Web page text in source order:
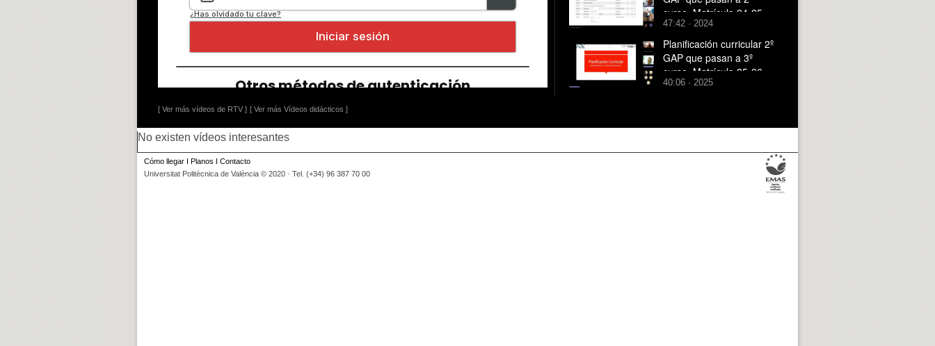
[ Ver más vídeos de RTV ] [ Ver más Vídeos didácticos ]
curso_Matrícula 24-25
47:42 · 2024
Planificación curricular 2º
GAP que pasan a 3º
curso_Matrícula 25-26
40:06 · 2025
No existen vídeos interesantes
Cómo llegar I Planos I Contacto
Universitat Politècnica de València © 2020 · Tel. (+34) 96 387 70 00